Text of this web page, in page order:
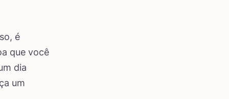
é
que você
dia
um